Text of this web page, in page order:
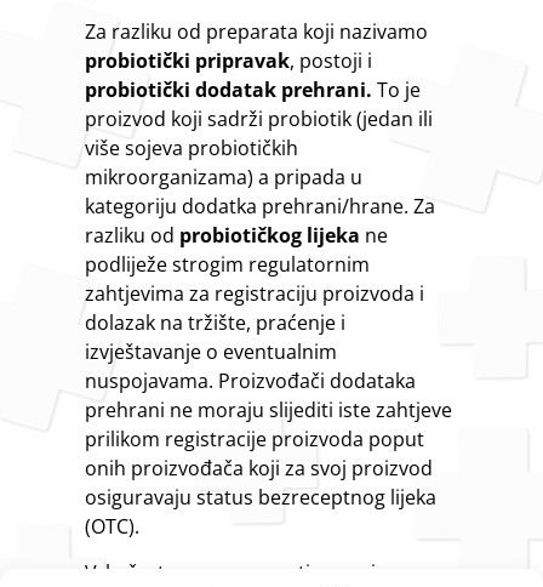
Za razliku od preparata koji nazivamo
probiotički pripravak, postoji i
probiotički dodatak prehrani. To je
proizvod koji sadrži probiotik (jedan ili
više sojeva probiotičkih
mikroorganizama) a pripada u
kategoriju dodatka prehrani/hrane. Za
razliku od probiotičkog lijeka ne
podliježe strogim regulatornim
zahtjevima za registraciju proizvoda i
dolazak na tržište, praćenje i
izvještavanje o eventualnim
nuspojavama. Proizvođači dodataka
prehrani ne moraju slijediti iste zahtjeve
prilikom registracije proizvoda poput
onih proizvođača koji za svoj proizvod
osiguravaju status bezreceptnog lijeka
(OTC).
Vrlo često se u preparatima, osim